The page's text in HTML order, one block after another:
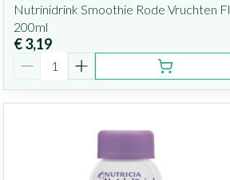
Nutrinidrink Smoothie Rode Vruchten Fl
200ml
€ 3,19